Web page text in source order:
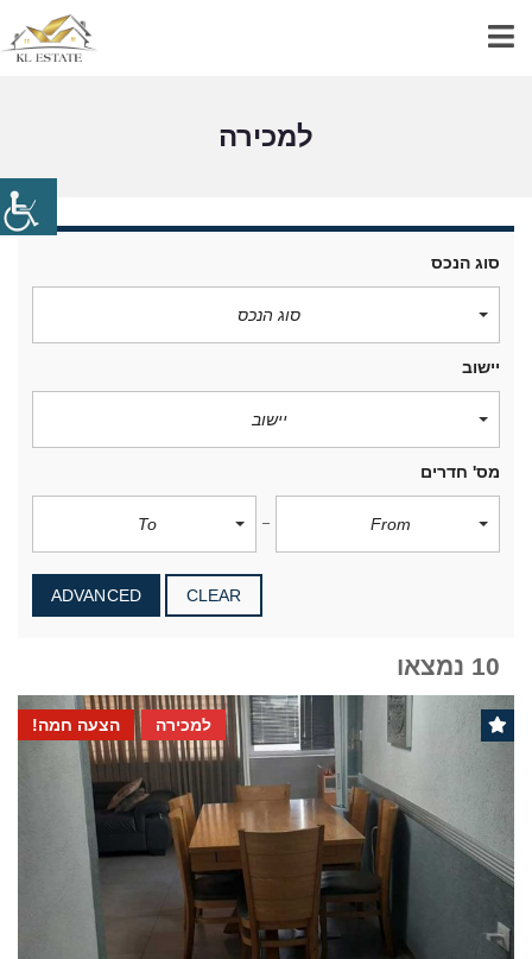
למכירה
סוג הנכס
סוג הנכס
יישוב
יישוב
מס' חדרים
From
To
CLEAR
ADVANCED
10 נמצאו
הצעה חמה! למכירה